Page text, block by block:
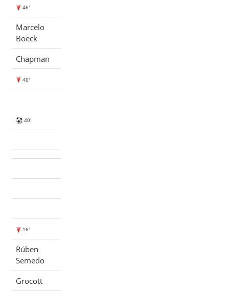
46'
Marcelo
Boeck
Chapman
46'
40'
16'
Rúben
Semedo
Grocott